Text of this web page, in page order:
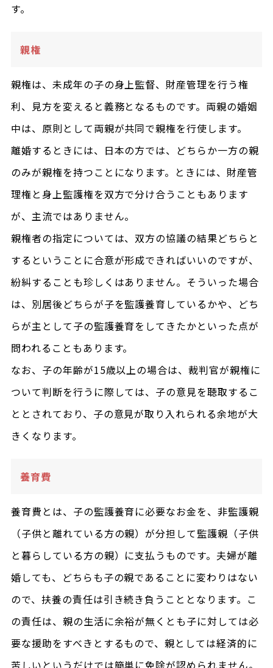
す。
親権
親権は、未成年の子の身上監督、財産管理を行う権
利、見方を変えると義務となるものです。両親の婚姻
中は、原則として両親が共同で親権を行使します。
離婚するときには、日本の方では、どちらか一方の親
のみが親権を持つことになります。ときには、財産管
理権と身上監護権を双方で分け合うこともあります
が、主流ではありません。
親権者の指定については、双方の協議の結果どちらと
するということに合意が形成できればいいのですが、
紛糾することも珍しくはありません。そういった場合
は、別居後どちらが子を監護養育しているかや、どち
らが主として子の監護養育をしてきたかといった点が
問われることもあります。
なお、子の年齢が15歳以上の場合は、裁判官が親権に
ついて判断を行うに際しては、子の意見を聴取するこ
ととされており、子の意見が取り入れられる余地が大
きくなります。
養育費
養育費とは、子の監護養育に必要なお金を、非監護親
（子供と離れている方の親）が分担して監護親（子供
と暮らしている方の親）に支払うものです。夫婦が離
婚しても、どちらも子の親であることに変わりはない
ので、扶養の責任は引き続き負うこととなります。こ
の責任は、親の生活に余裕が無くとも子に対しては必
要な援助をすべきとするもので、親としては経済的に
苦しいというだけでは簡単に免除が認められません。